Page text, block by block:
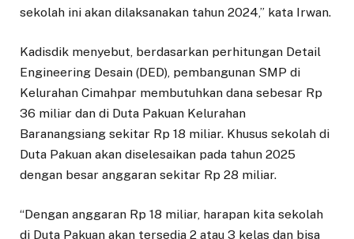
sekolah ini akan dilaksanakan tahun 2024,” kata Irwan.
Kadisdik menyebut, berdasarkan perhitungan Detail
Engineering Desain (DED), pembangunan SMP di
Kelurahan Cimahpar membutuhkan dana sebesar Rp
36 miliar dan di Duta Pakuan Kelurahan
Baranangsiang sekitar Rp 18 miliar. Khusus sekolah di
Duta Pakuan akan diselesaikan pada tahun 2025
dengan besar anggaran sekitar Rp 28 miliar.
“Dengan anggaran Rp 18 miliar, harapan kita sekolah
di Duta Pakuan akan tersedia 2 atau 3 kelas dan bisa